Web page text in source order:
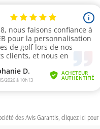
des Avis Garantis, cliquez ici